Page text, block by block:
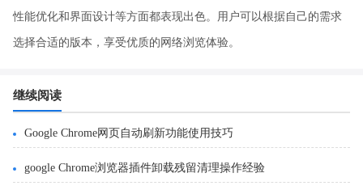
性能优化和界面设计等方面都表现出色。用户可以根据自己的需求
选择合适的版本，享受优质的网络浏览体验。
继续阅读
Google Chrome网页自动刷新功能使用技巧
google Chrome浏览器插件卸载残留清理操作经验